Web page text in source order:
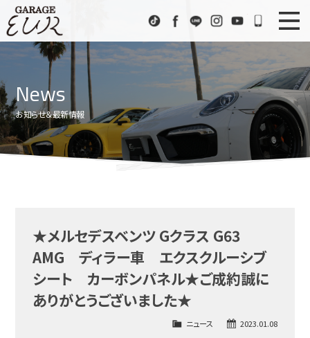
TikTokFacebook
LINE InstagramYoutube072-
ニュース
Stock List
在庫車情報
EUR Sports
EURスポーツ
アクセス
お問い合わせ
News
お知らせ＆最新情報
★メルセデスベンツ Gクラス G63
AMG ディラー車 エクスクルーシブ
シート カーボンパネル★ご成約誠に
ありがとうございました★
2023.01.08
ニュース